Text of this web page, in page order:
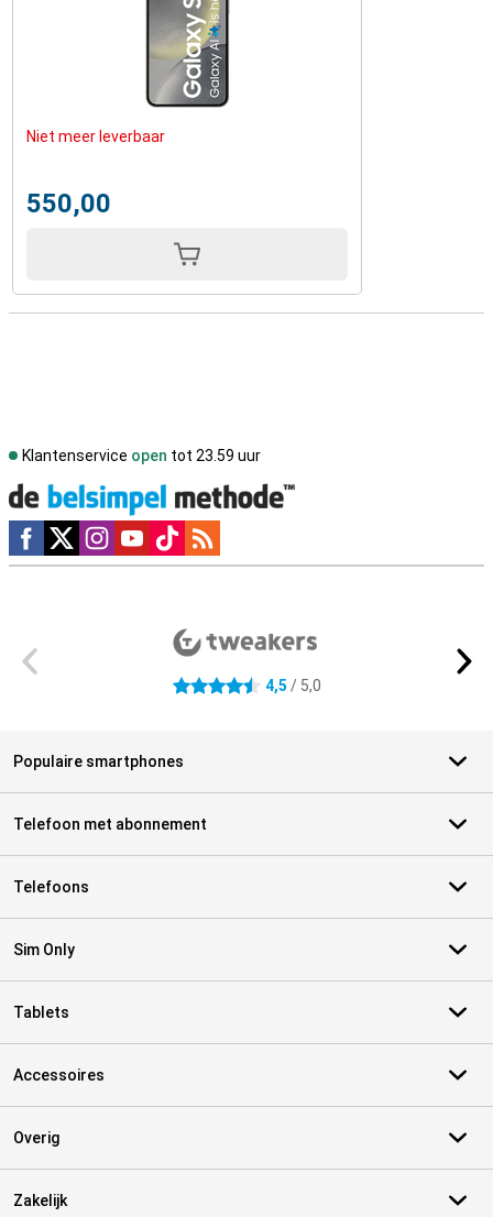
Niet meer leverbaar
550,00
Klantenservice open tot 23.59 uur
Social media
4.5 sterren 4,5 / 5,0
Populaire smartphones
Telefoon met abonnement
Telefoons
Sim Only
Tablets
Accessoires
Overig
Zakelijk